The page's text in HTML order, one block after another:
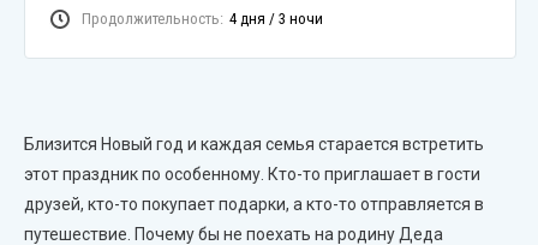
Продолжительность: 4 дня / 3 ночи
Близится Новый год и каждая семья старается встретить
этот праздник по особенному. Кто-то приглашает в гости
друзей, кто-то покупает подарки, а кто-то отправляется в
путешествие. Почему бы не поехать на родину Деда